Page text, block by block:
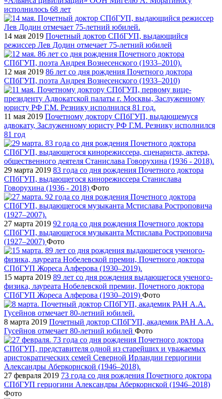
исполнилось 68 лет
14 мая 2019 Почетный доктор СПбГУП, выдающийся
режиссер Лев Додин отмечает 75-летний юбилей
12 мая 2019 86 лет со дня рождения Почетного доктора
СПбГУП, поэта Андрея Вознесенского (1933–2010)
11 мая 2019 Почетному доктору СПбГУП, выдающемуся
адвокату, Заслуженному юристу РФ Г.М. Резнику исполнился
81 год
29 марта 2019 83 года со дня рождения Почетного доктора
СПбГУП, выдающегося кинорежиссера Станислава
Говорухина (1936 - 2018) Фото
27 марта 2019 92 года со дня рождения Почетного доктора
СПбГУП, выдающегося музыканта Мстислава Ростроповича
(1927–2007) Фото
15 марта 2019 89 лет со дня рождения выдающегося ученого-
физика, лауреата Нобелевской премии, Почетного доктора
СПбГУП Жореса Алферова (1930–2019) Фото
8 марта 2019 Почетный доктор СПбГУП, академик РАН А.А.
Гусейнов отмечает 80-летний юбилей Фото
27 февраля 2019 73 года со дня рождения Почетного доктора
СПбГУП герцогини Александры Аберкорнской (1946–2018)
Фото